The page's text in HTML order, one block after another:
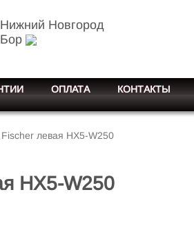
Новгород
ОПЛАТА КОНТАКТЫ
левая HX5-W250
HX5-W250